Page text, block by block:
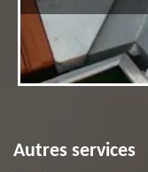
Autres services